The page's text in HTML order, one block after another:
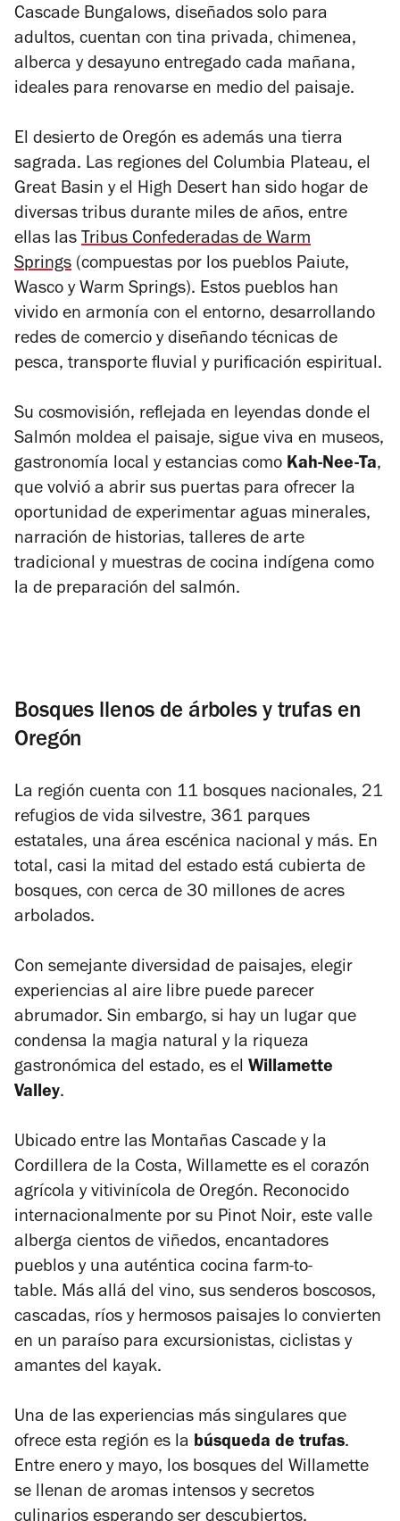
Cascade Bungalows, diseñados solo para
adultos, cuentan con tina privada, chimenea,
alberca y desayuno entregado cada mañana,
ideales para renovarse en medio del paisaje.
El desierto de Oregón es además una tierra
sagrada. Las regiones del Columbia Plateau, el
Great Basin y el High Desert han sido hogar de
diversas tribus durante miles de años, entre
ellas las Tribus Confederadas de Warm
Springs (compuestas por los pueblos Paiute,
Wasco y Warm Springs). Estos pueblos han
vivido en armonía con el entorno, desarrollando
redes de comercio y diseñando técnicas de
pesca, transporte fluvial y purificación espiritual.
Su cosmovisión, reflejada en leyendas donde el
Salmón moldea el paisaje, sigue viva en museos,
gastronomía local y estancias como Kah-Nee-Ta,
que volvió a abrir sus puertas para ofrecer la
oportunidad de experimentar aguas minerales,
narración de historias, talleres de arte
tradicional y muestras de cocina indígena como
la de preparación del salmón.
Bosques llenos de árboles y trufas en
Oregón
La región cuenta con 11 bosques nacionales, 21
refugios de vida silvestre, 361 parques
estatales, una área escénica nacional y más. En
total, casi la mitad del estado está cubierta de
bosques, con cerca de 30 millones de acres
arbolados.
Con semejante diversidad de paisajes, elegir
experiencias al aire libre puede parecer
abrumador. Sin embargo, si hay un lugar que
condensa la magia natural y la riqueza
gastronómica del estado, es el Willamette
Valley.
Ubicado entre las Montañas Cascade y la
Cordillera de la Costa, Willamette es el corazón
agrícola y vitivinícola de Oregón. Reconocido
internacionalmente por su Pinot Noir, este valle
alberga cientos de viñedos, encantadores
pueblos y una auténtica cocina farm-to-
table. Más allá del vino, sus senderos boscosos,
cascadas, ríos y hermosos paisajes lo convierten
en un paraíso para excursionistas, ciclistas y
amantes del kayak.
Una de las experiencias más singulares que
ofrece esta región es la búsqueda de trufas.
Entre enero y mayo, los bosques del Willamette
se llenan de aromas intensos y secretos